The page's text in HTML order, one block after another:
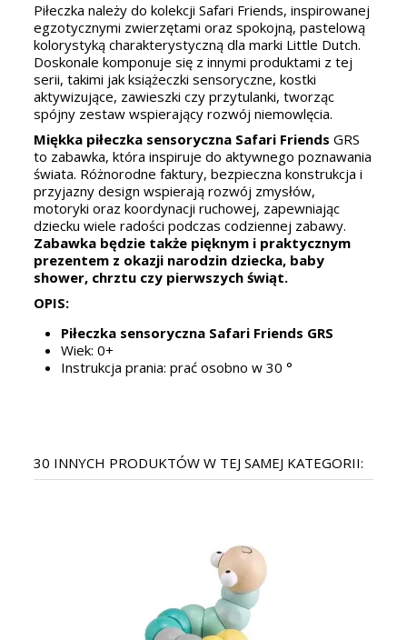
Piłeczka należy do kolekcji Safari Friends, inspirowanej
egzotycznymi zwierzętami oraz spokojną, pastelową
kolorystyką charakterystyczną dla marki Little Dutch.
Doskonale komponuje się z innymi produktami z tej
serii, takimi jak książeczki sensoryczne, kostki
aktywizujące, zawieszki czy przytulanki, tworząc
spójny zestaw wspierający rozwój niemowlęcia.
Miękka piłeczka sensoryczna Safari Friends GRS
to zabawka, która inspiruje do aktywnego poznawania
świata. Różnorodne faktury, bezpieczna konstrukcja i
przyjazny design wspierają rozwój zmysłów,
motoryki oraz koordynacji ruchowej, zapewniając
dziecku wiele radości podczas codziennej zabawy.
Zabawka będzie także pięknym i praktycznym
prezentem z okazji narodzin dziecka, baby
shower, chrztu czy pierwszych świąt.
OPIS:
Piłeczka sensoryczna Safari Friends GRS
Wiek: 0+
Instrukcja prania: prać osobno w 30 °
30 INNYCH PRODUKTÓW W TEJ SAMEJ KATEGORII: